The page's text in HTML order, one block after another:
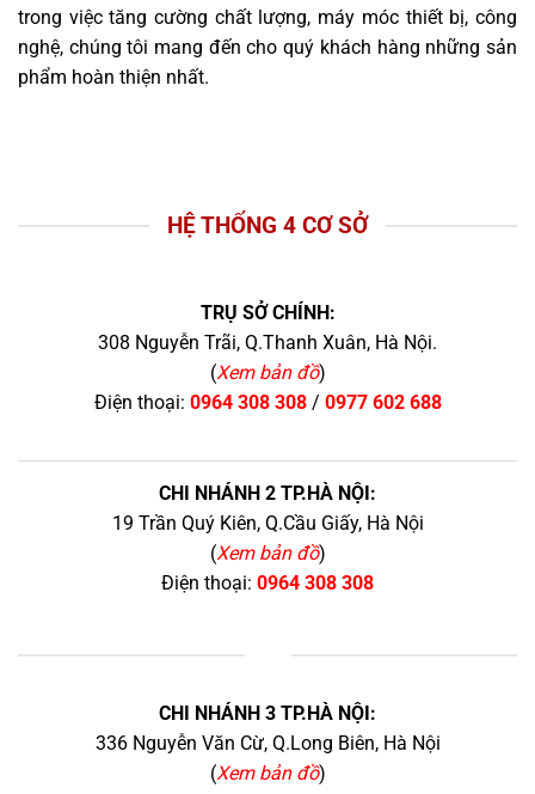
trong việc tăng cường chất lượng, máy móc thiết bị, công
nghệ, chúng tôi mang đến cho quý khách hàng những sản
phẩm hoàn thiện nhất.
HỆ THỐNG 4 CƠ SỞ
TRỤ SỞ CHÍNH:
308 Nguyễn Trãi, Q.Thanh Xuân, Hà Nội.
(Xem bản đồ)
Điện thoại: 0964 308 308/ 0977 602 688
CHI NHÁNH 2 TP.HÀ NỘI:
19 Trần Quý Kiên, Q.Cầu Giấy, Hà Nội
(Xem bản đồ)
Điện thoại: 0964 308 308
CHI NHÁNH 3 TP.HÀ NỘI:
336 Nguyễn Văn Cừ, Q.Long Biên, Hà Nội
(Xem bản đồ)